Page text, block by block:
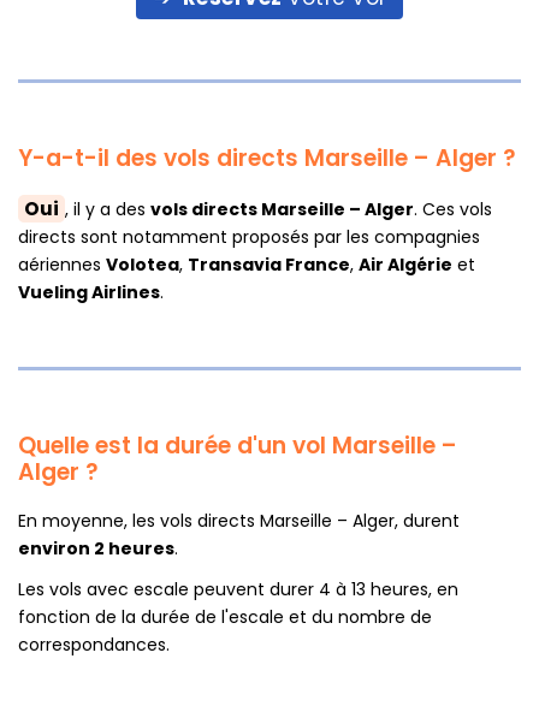
Y-a-t-il des vols directs Marseille – Alger ?
Oui , il y a des vols directs Marseille – Alger. Ces vols
directs sont notamment proposés par les compagnies
aériennes Volotea, Transavia France, Air Algérie et
Vueling Airlines.
Quelle est la durée d'un vol Marseille –
Alger ?
En moyenne, les vols directs Marseille – Alger, durent
environ 2 heures.
Les vols avec escale peuvent durer 4 à 13 heures, en
fonction de la durée de l'escale et du nombre de
correspondances.